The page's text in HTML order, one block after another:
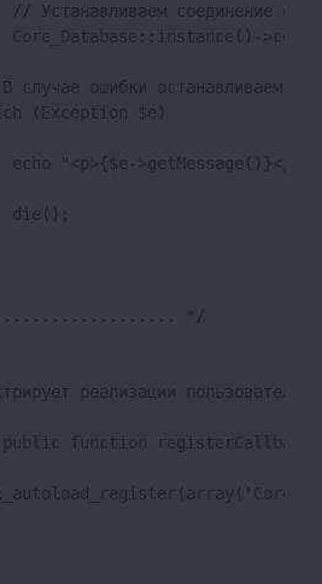
// Устанавливаем соединение с
Core_Database::instance()-
случае ошибки останавливаем
(Exception $e)
echo "<p>{$e->getMessage()}</
die();
реализации
function